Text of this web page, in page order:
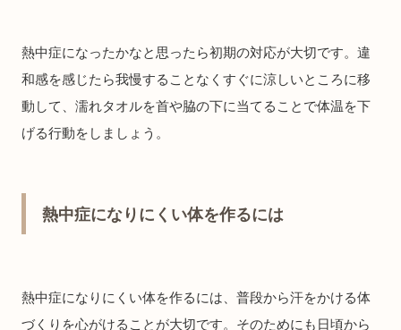
熱中症になったかなと思ったら初期の対応が大切です。違
和感を感じたら我慢することなくすぐに涼しいところに移
動して、濡れタオルを首や脇の下に当てることで体温を下
げる行動をしましょう。
熱中症になりにくい体を作るには
熱中症になりにくい体を作るには、普段から汗をかける体
づくりを心がけることが大切です。そのためにも日頃から